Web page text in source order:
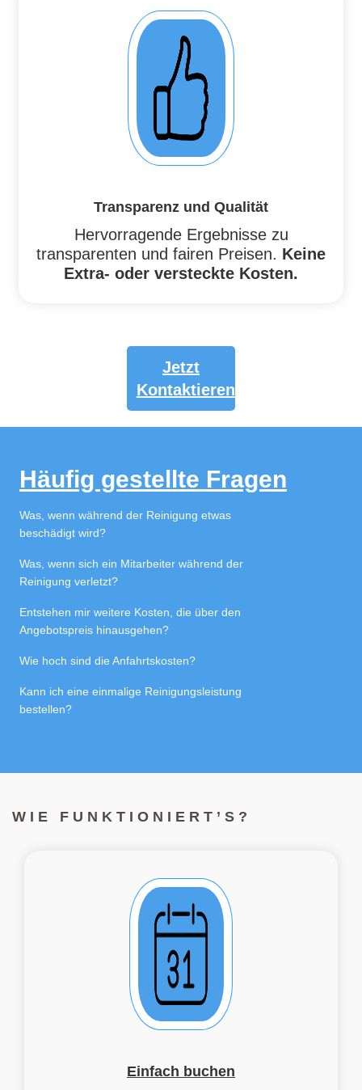
Transparenz und Qualität
Hervorragende Ergebnisse zu
transparenten und fairen Preisen. Keine
Extra- oder versteckte Kosten.
Jetzt
Kontaktieren
Häufig gestellte Fragen
Was, wenn während der Reinigung etwas
beschädigt wird?
Was, wenn sich ein Mitarbeiter während der
Reinigung verletzt?
Entstehen mir weitere Kosten, die über den
Angebotspreis hinausgehen?
Wie hoch sind die Anfahrtskosten?
Kann ich eine einmalige Reinigungsleistung
bestellen?
WIE FUNKTIONIERT’S?
Einfach buchen